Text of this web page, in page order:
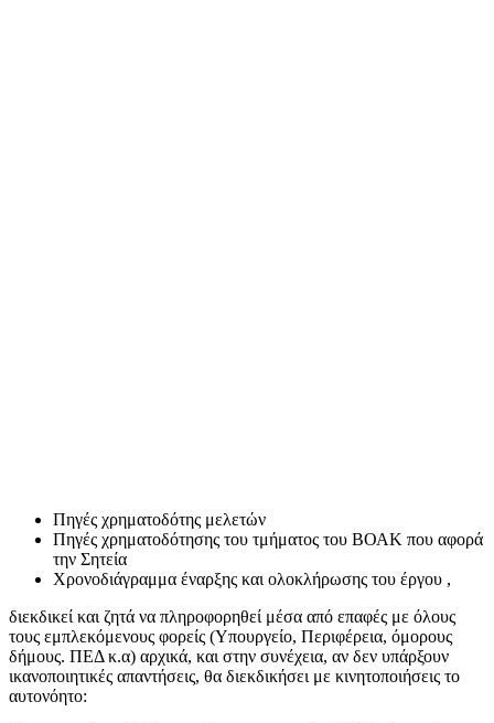
Πηγές χρηματοδότης μελετών
Πηγές χρηματοδότησης του τμήματος του ΒΟΑΚ που αφορά
την Σητεία
Χρονοδιάγραμμα έναρξης και ολοκλήρωσης του έργου ,
διεκδικεί και ζητά να πληροφορηθεί μέσα από επαφές με όλους
τους εμπλεκόμενους φορείς (Υπουργείο, Περιφέρεια, όμορους
δήμους. ΠΕΔ κ.α) αρχικά, και στην συνέχεια, αν δεν υπάρξουν
ικανοποιητικές απαντήσεις, θα διεκδικήσει με κινητοποιήσεις το
αυτονόητο: